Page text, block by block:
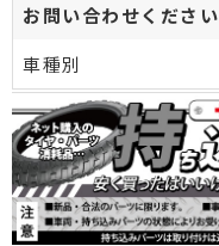
お問い合わせください
車種別